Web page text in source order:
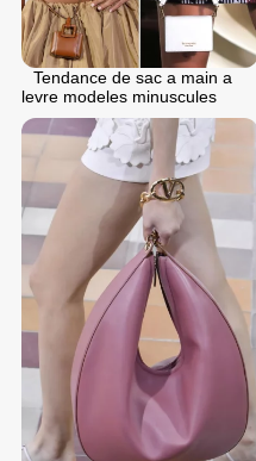
Tendance de sac a main a
levre modeles minuscules